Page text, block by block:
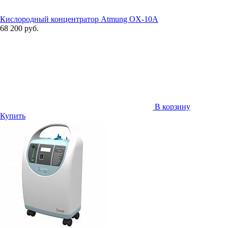
Кислородный концентратор Atmung OX-10A
68 200 руб.
В корзину
Купить